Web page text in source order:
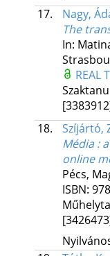
17.
Nagy,
The
In:
REAL
18.
Szíjártó,
Média :
online
Pécs,
ISBN: